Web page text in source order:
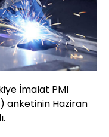
İmalat PMI
anketinin Haziran